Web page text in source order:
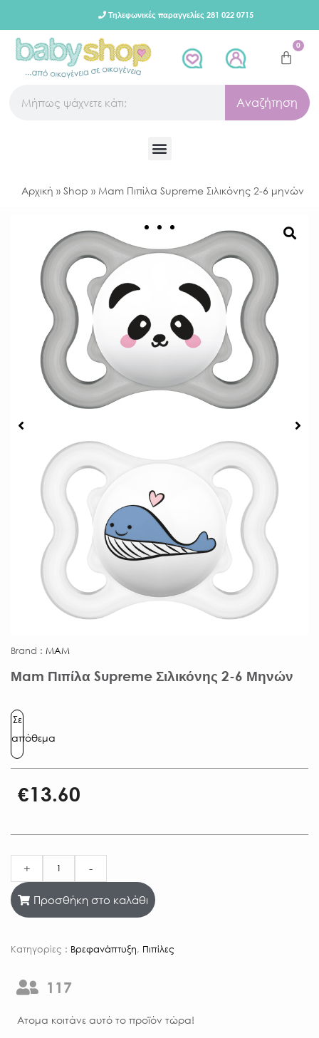
Τηλεφωνικές παραγγελίες 281 022 0715
0
Αναζήτηση
Αρχική » Shop » Μam Πιπίλα Supreme Σιλικόνης 2-6 μηνών
Brand : MAM
Μam Πιπίλα Supreme Σιλικόνης 2-6 Μηνών
Σε
απόθεμα
€13.60
+ -
Προσθήκη στο καλάθι
Κατηγορίες : Βρεφανάπτυξη, Πιπίλες
117
Aτομα κοιτάνε αυτό το προϊόν τώρα!